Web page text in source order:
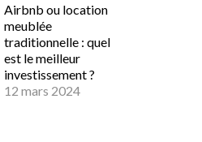
Airbnb ou location
meublée
traditionnelle : quel
est le meilleur
investissement ?
12 mars 2024